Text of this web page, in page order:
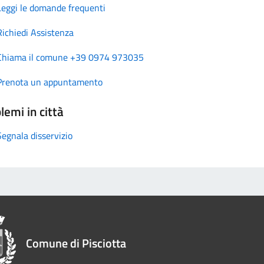
le domande frequenti
Assistenza
il comune +39 0974 973035
un appuntamento
in città
disservizio
Comune di Pisciotta